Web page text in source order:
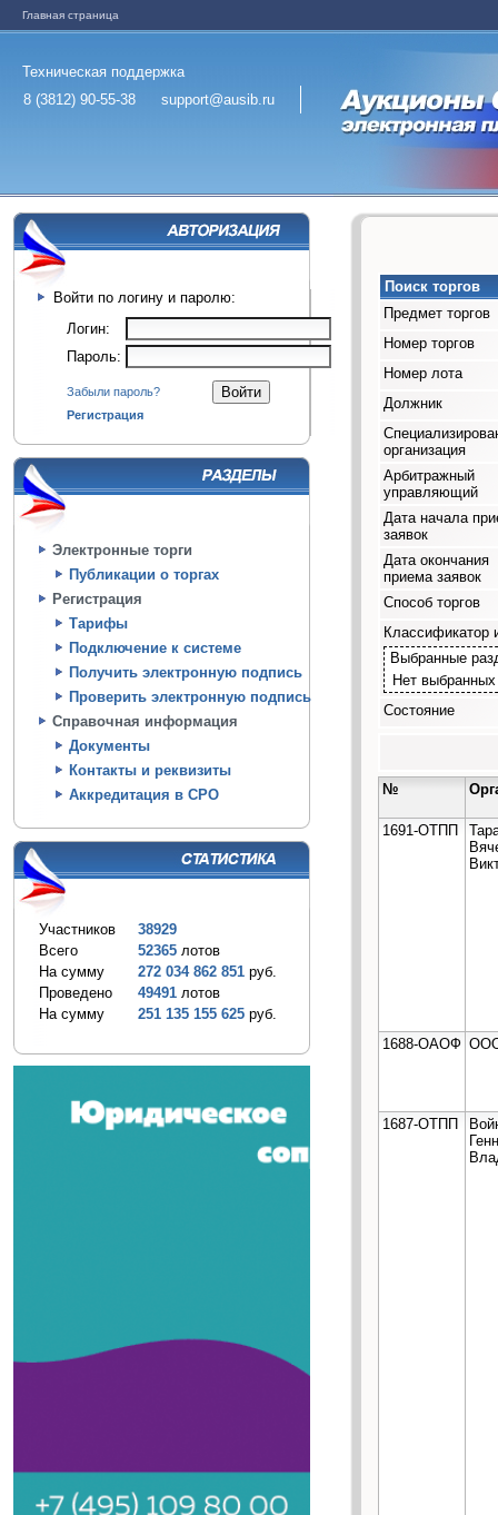
Главная страница
Техническая поддержка
8 (3812) 90-55-38
support@ausib.ru
Войти по логину и паролю:
Логин:
Пароль:
Забыли пароль?
Регистрация
Электронные торги
Публикации о торгах
Регистрация
Тарифы
Подключение к системе
Получить электронную подпись
Проверить электронную подпись
Справочная информация
Документы
Контакты и реквизиты
Аккредитация в СРО
Участников
38929
Всего
52365 лотов
На сумму
272 034 862 851 руб.
Проведено
49491 лотов
На сумму
251 135 155 625 руб.
Поиск торгов
Предмет торгов
Номер торгов
Номер лота
Должник
организация
Арбитражный
управляющий
Дата начала
заявок
Дата окончания
приема заявок
Способ торгов
Классификатор
Выбранные
Нет
Состояние
№
1691-ОТПП
1688-ОАОФ
1687-ОТПП